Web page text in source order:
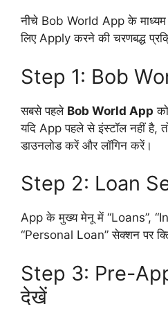
नीचे Bob World App के
लिए Apply करने की चरणबद्ध
Step 1: Bob
सबसे पहले Bob World App
यदि App पहले से इंस्टॉल नहीं है,
डाउनलोड करें और लॉगिन करें।
Step 2: Loan
App के मुख्य मेनू में “Loans”,
“Personal Loan” सेक्शन पर
Step 3: Pre-
देखें